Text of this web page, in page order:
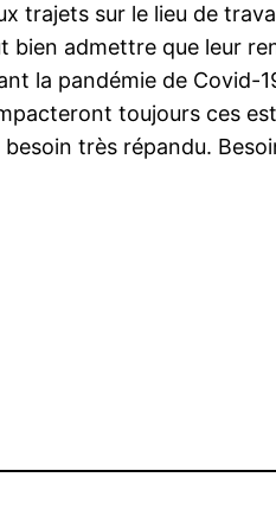
trajets sur le lieu de
bien admettre que leur
la pandémie de Covid-
toujours ces
très répandu.